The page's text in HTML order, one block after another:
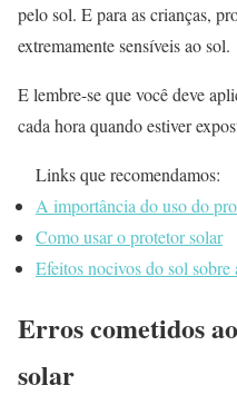
pelo sol. E para as crianças,
extremamente sensíveis ao sol.
E lembre-se que você deve
cada hora quando estiver
Links que recomendamos:
A importância do uso do
Como usar o protetor solar
Efeitos nocivos do sol sobre
Erros cometidos
solar